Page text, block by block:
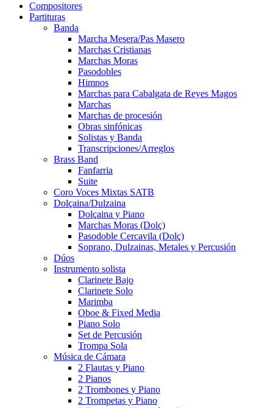
Compositores
Partituras
Banda
Marcha Mesera/Pas Masero
Marchas Cristianas
Marchas Moras
Pasodobles
Himnos
Marchas para Cabalgata de Reyes Magos
Marchas
Marchas de procesión
Obras sinfónicas
Solistas y Banda
Transcripciones/Arreglos
Brass Band
Fanfarria
Suite
Coro Voces Mixtas SATB
Dolçaina/Dulzaina
Dolçaina y Piano
Marchas Moras (Dolç)
Pasodoble Cercavila (Dolç)
Soprano, Dulzainas, Metales y Percusión
Dúos
Instrumento solista
Clarinete Bajo
Clarinete Solo
Marimba
Oboe & Fixed Media
Piano Solo
Set de Percusión
Trompa Sola
Música de Cámara
2 Flautas y Piano
2 Pianos
2 Trombones y Piano
2 Trompetas y Piano